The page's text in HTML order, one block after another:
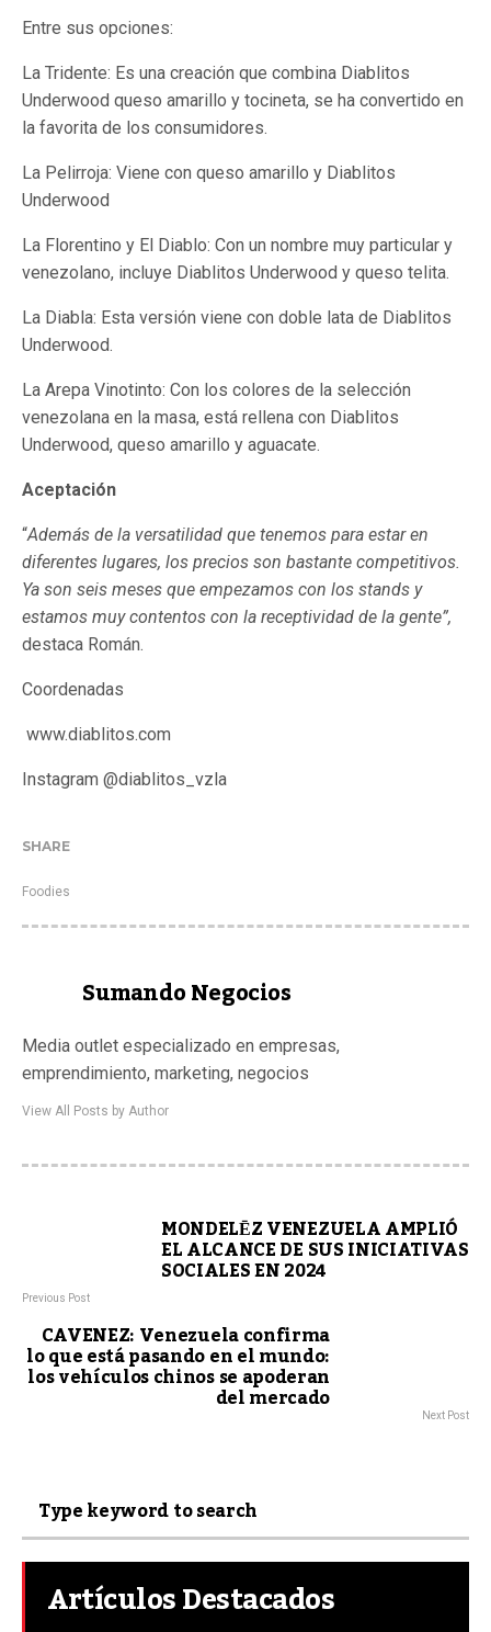
Entre sus opciones:
La Tridente: Es una creación que combina Diablitos
Underwood queso amarillo y tocineta, se ha convertido en
la favorita de los consumidores.
La Pelirroja: Viene con queso amarillo y Diablitos
Underwood
La Florentino y El Diablo: Con un nombre muy particular y
venezolano, incluye Diablitos Underwood y queso telita.
La Diabla: Esta versión viene con doble lata de Diablitos
Underwood.
La Arepa Vinotinto: Con los colores de la selección
venezolana en la masa, está rellena con Diablitos
Underwood, queso amarillo y aguacate.
Aceptación
“Además de la versatilidad que tenemos para estar en
diferentes lugares, los precios son bastante competitivos.
Ya son seis meses que empezamos con los stands y
estamos muy contentos con la receptividad de la gente”,
destaca Román.
Coordenadas
www.diablitos.com
Instagram @diablitos_vzla
SHARE
Foodies
Sumando Negocios
Media outlet especializado en empresas,
emprendimiento, marketing, negocios
View All Posts by Author
MONDELĒZ VENEZUELA AMPLIÓ
EL ALCANCE DE SUS INICIATIVAS
SOCIALES EN 2024
Previous Post
CAVENEZ: Venezuela confirma
lo que está pasando en el mundo:
los vehículos chinos se apoderan
del mercado Next Post
Artículos Destacados